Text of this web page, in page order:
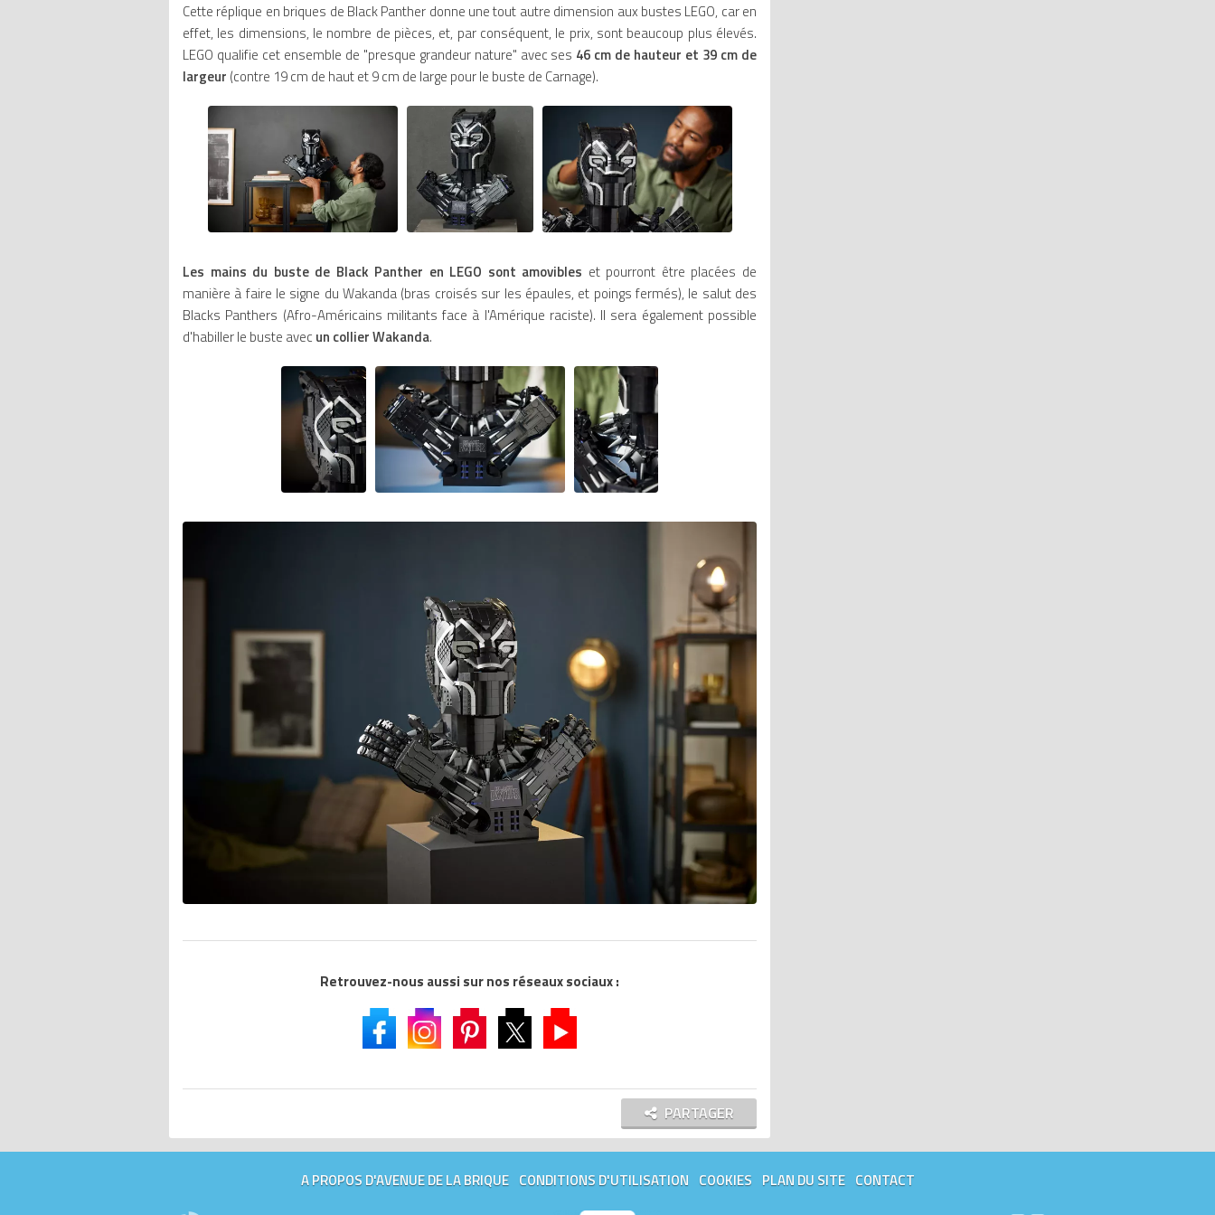
Cette réplique en briques de Black Panther donne une tout autre dimension aux bustes LEGO, car en
effet, les dimensions, le nombre de pièces, et, par conséquent, le prix, sont beaucoup plus élevés.
LEGO qualifie cet ensemble de "presque grandeur nature" avec ses 46 cm de hauteur et 39 cm de
largeur (contre 19 cm de haut et 9 cm de large pour le buste de Carnage).
Les mains du buste de Black Panther en LEGO sont amovibles et pourront être placées de
manière à faire le signe du Wakanda (bras croisés sur les épaules, et poings fermés), le salut des
Blacks Panthers (Afro-Américains militants face à l'Amérique raciste). Il sera également possible
d'habiller le buste avec un collier Wakanda.
Retrouvez-nous aussi sur nos réseaux sociaux :
PARTAGER
A PROPOS D'AVENUE DE LA BRIQUE CONDITIONS D'UTILISATION COOKIES PLAN DU SITE CONTACT